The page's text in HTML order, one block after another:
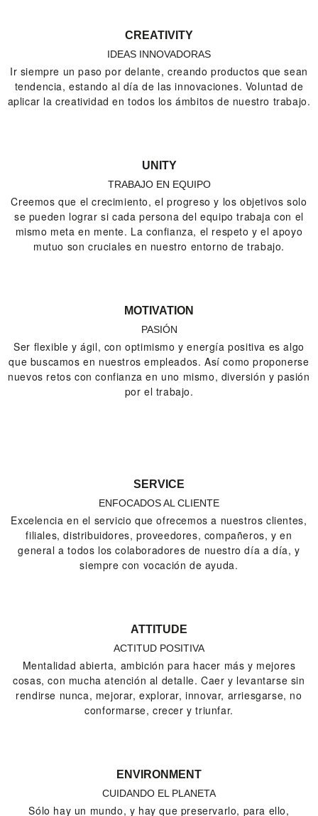
CREATIVITY
IDEAS INNOVADORAS
Ir siempre un paso por delante, creando productos que sean
tendencia, estando al día de las innovaciones. Voluntad de
aplicar la creatividad en todos los ámbitos de nuestro trabajo.
UNITY
TRABAJO EN EQUIPO
Creemos que el crecimiento, el progreso y los objetivos solo
se pueden lograr si cada persona del equipo trabaja con el
mismo meta en mente. La confianza, el respeto y el apoyo
mutuo son cruciales en nuestro entorno de trabajo.
MOTIVATION
PASIÓN
Ser flexible y ágil, con optimismo y energía positiva es algo
que buscamos en nuestros empleados. Así como proponerse
nuevos retos con confianza en uno mismo, diversión y pasión
por el trabajo.
SERVICE
ENFOCADOS AL CLIENTE
Excelencia en el servicio que ofrecemos a nuestros clientes,
filiales, distribuidores, proveedores, compañeros, y en
general a todos los colaboradores de nuestro día a día, y
siempre con vocación de ayuda.
ATTITUDE
ACTITUD POSITIVA
Mentalidad abierta, ambición para hacer más y mejores
cosas, con mucha atención al detalle. Caer y levantarse sin
rendirse nunca, mejorar, explorar, innovar, arriesgarse, no
conformarse, crecer y triunfar.
ENVIRONMENT
CUIDANDO EL PLANETA
Sólo hay un mundo, y hay que preservarlo, para ello,